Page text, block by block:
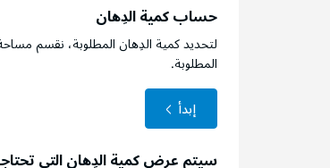
حساب كمية الدِهان
لتحديد كمية الدِهان المطلوبة، نقسم
المطلوبة.
إبدأ
سيتم عرض كمية الدِهان التي